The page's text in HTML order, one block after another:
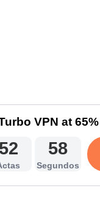
VPN at
52 58
Segundos